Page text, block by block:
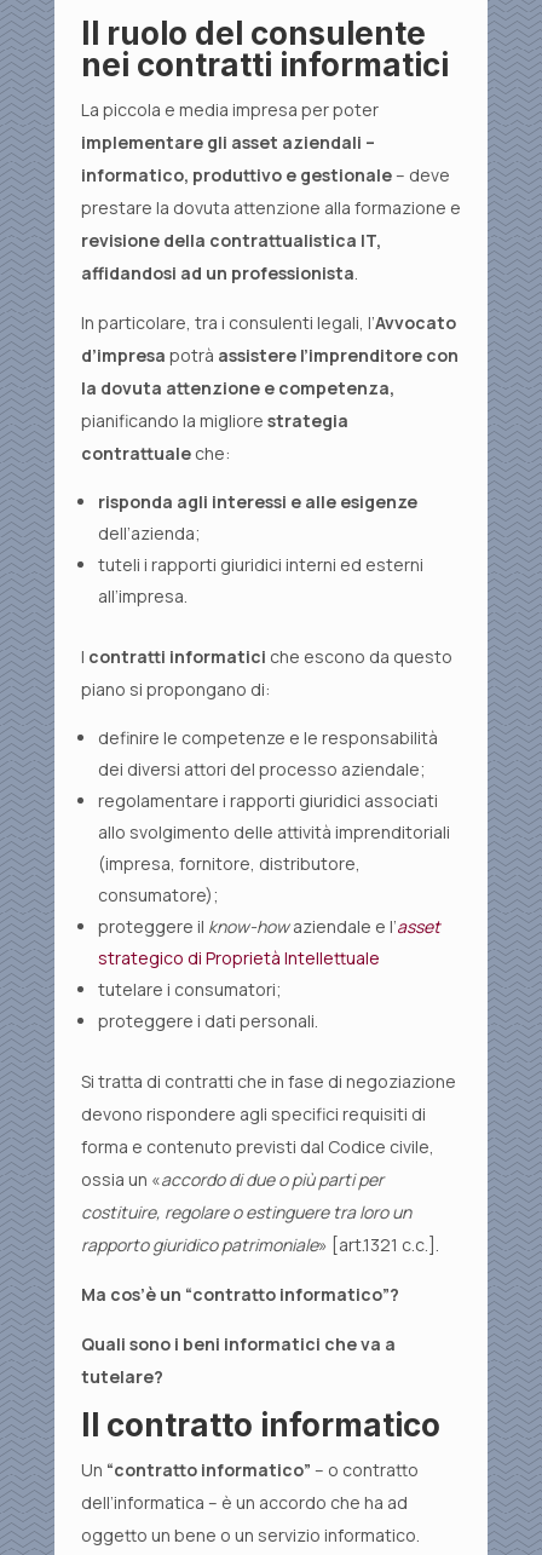
Il ruolo del consulente
nei contratti informatici
La piccola e media impresa per poter
implementare gli asset aziendali –
informatico, produttivo e gestionale– deve
prestare la dovuta attenzione alla formazione e
revisione della contrattualistica IT,
affidandosi ad un professionista.
In particolare, tra i consulenti legali, l’Avvocato
d’impresa potrà assistere l’imprenditore con
la dovuta attenzione e competenza,
pianificando la migliore strategia
contrattuale che:
risponda agli interessi e alle esigenze
dell’azienda;
tuteli i rapporti giuridici interni ed esterni
all’impresa.
I contratti informatici che escono da questo
piano si propongano di:
definire le competenze e le responsabilità
dei diversi attori del processo aziendale;
regolamentare i rapporti giuridici associati
allo svolgimento delle attività imprenditoriali
(impresa, fornitore, distributore,
consumatore);
proteggere il know-howaziendale e l’asset
strategico di Proprietà Intellettuale
tutelare i consumatori;
proteggere i dati personali.
Si tratta di contratti che in fase di negoziazione
devono rispondere agli specifici requisiti di
forma e contenuto previsti dal Codice civile,
ossia un «accordo di due o più parti per
costituire, regolare o estinguere tra loro un
rapporto giuridico patrimoniale» [art.1321 c.c.].
Ma cos’è un “contratto informatico”?
Quali sono i beni informatici che va a
tutelare?
Il contratto informatico
Un “contratto informatico” – o contratto
dell’informatica – è un accordo che ha ad
oggetto un bene o un servizio informatico.